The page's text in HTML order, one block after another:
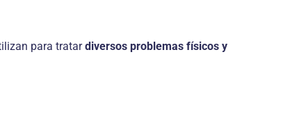
para tratardiversos problemas físicos y